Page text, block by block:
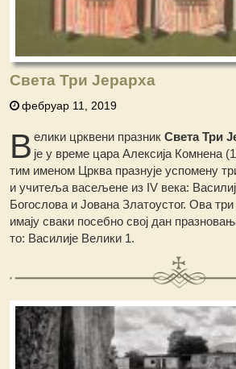
Света Три Јерарха
фебруар 11, 2019
В елики црквени празникСвета Три
је у време цара Алексија Комнена
тим именом Црква празнује успомену
и учитеља васељене из IV века:
Богослова и Јована Златоустог. Ова
имају сваки посебно свој дан
то: Василије Велики 1.